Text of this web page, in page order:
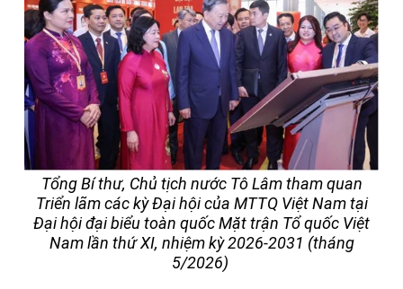
Tổng Bí thư, Chủ tịch nước Tô Lâm tham quan
Triển lãm các kỳ Đại hội của MTTQ Việt Nam tại
Đại hội đại biểu toàn quốc Mặt trận Tổ quốc Việt
Nam lần thứ XI, nhiệm kỳ 2026-2031 (tháng
5/2026)